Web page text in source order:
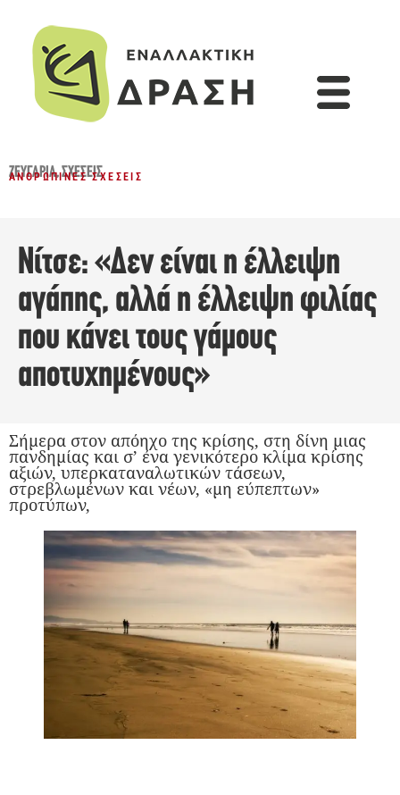
ΖΕΥΓΆΡΙΑ,ΣΧΈΣΕΙΣ
ΑΝΘΡΏΠΙΝΕΣ ΣΧΈΣΕΙΣ
Νίτσε: «Δεν είναι η έλλειψη
αγάπης, αλλά η έλλειψη φιλίας
που κάνει τους γάμους
αποτυχημένους»
Σήμερα στον απόηχο της κρίσης, στη δίνη μιας
πανδημίας και σ’ ένα γενικότερο κλίμα κρίσης
αξιών, υπερκαταναλωτικών τάσεων,
στρεβλωμένων και νέων, «μη εύπεπτων»
προτύπων,